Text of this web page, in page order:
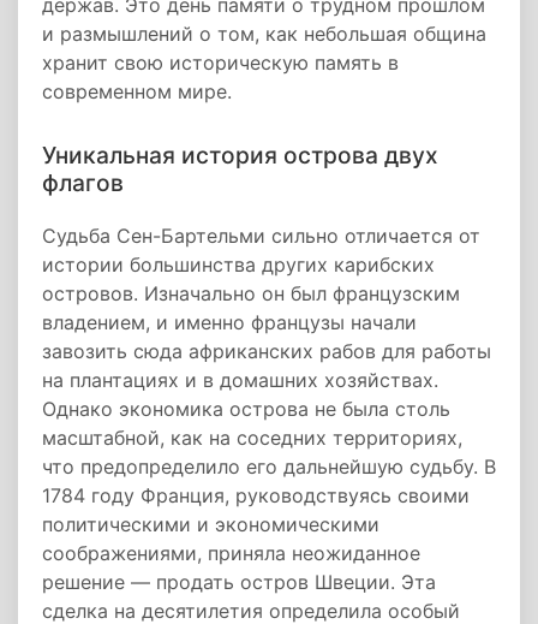
держав. Это день памяти о трудном прошлом
и размышлений о том, как небольшая община
хранит свою историческую память в
современном мире.
Уникальная история острова двух
флагов
Судьба Сен-Бартельми сильно отличается от
истории большинства других карибских
островов. Изначально он был французским
владением, и именно французы начали
завозить сюда африканских рабов для работы
на плантациях и в домашних хозяйствах.
Однако экономика острова не была столь
масштабной, как на соседних территориях,
что предопределило его дальнейшую судьбу. В
1784 году Франция, руководствуясь своими
политическими и экономическими
соображениями, приняла неожиданное
решение — продать остров Швеции. Эта
сделка на десятилетия определила особый